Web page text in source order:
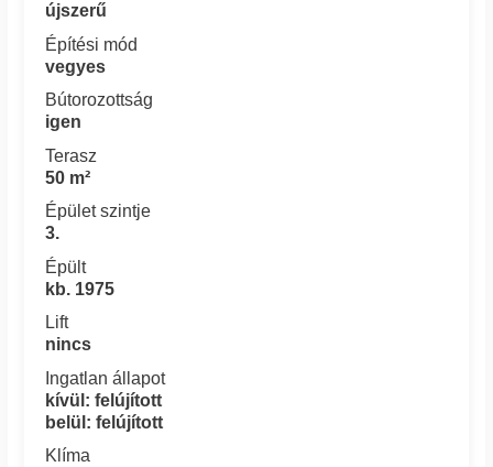
újszerű
Építési mód
vegyes
Bútorozottság
igen
Terasz
50 m²
Épület szintje
3.
Épült
kb. 1975
Lift
nincs
Ingatlan állapot
kívül: felújított
belül: felújított
Klíma